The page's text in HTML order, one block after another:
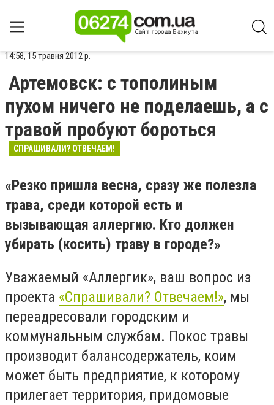
14:58, 15 травня 2012 р.
Артемовск: с тополиным
пухом ничего не поделаешь, а с
травой пробуют бороться
СПРАШИВАЛИ? ОТВЕЧАЕМ!
«Резко пришла весна, сразу же полезла
трава, среди которой есть и
вызывающая аллергию. Кто должен
убирать (косить) траву в городе?»
Уважаемый «Аллергик», ваш вопрос из
проекта «Спрашивали? Отвечаем!», мы
переадресовали городским и
коммунальным службам. Покос травы
производит балансодержатель, коим
может быть предприятие, к которому
прилегает территория, придомовые